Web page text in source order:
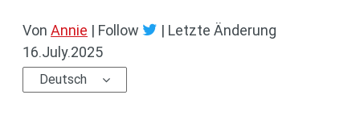
Von Annie | Follow | Letzte Änderung
16.July.2025
Deutsch